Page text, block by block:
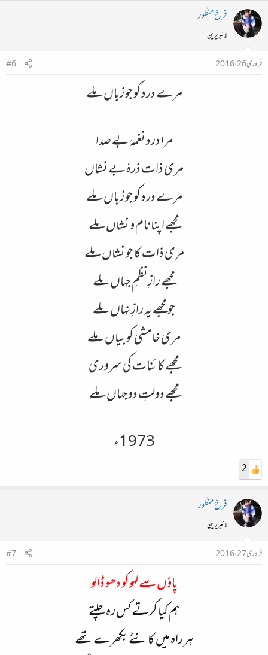
فرخ منظور
لائبریرین
فروری 26، 2016
#6
مرے درد کو جو زباں ملے
مرا درد نغمۂ بے صدا
مری ذات ذرۂ بے نشاں
مرے درد کو جو زباں ملے
مجھے اپنا نام و نشاں ملے
مری ذات کا جو نشاں ملے
مجھے رازِنظمِ جہاں ملے
جو مجھے یہ رازِ نہاں ملے
مری خامشی کو بیاں ملے
مجھے کائنات کی سروری
مجھے دولتِ دو جہاں ملے
1973ء
2
فرخ منظور
لائبریرین
فروری 27، 2016
#7
پاؤں سے لہو کو دھو ڈالو
ہم کیا کرتے کس رہ چلتے
ہر راہ میں کانٹے بکھرے تھے